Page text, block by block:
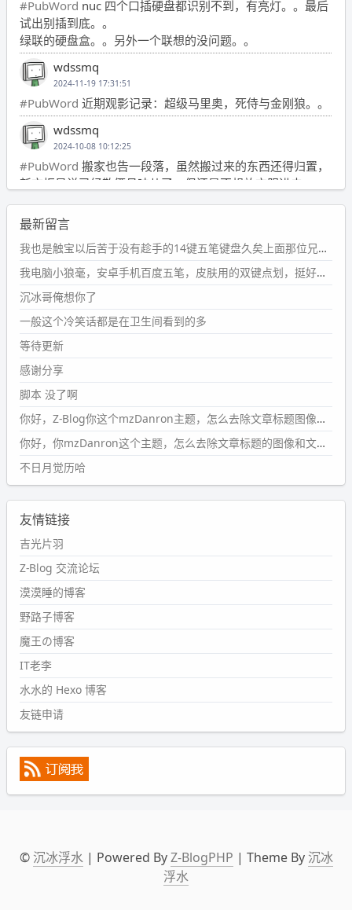
#PubWord nuc 四个口插硬盘都识别不到，有亮灯。。最后
试出别插到底。。
绿联的硬盘盒。。另外一个联想的没问题。。
wdssmq
2024-11-19 17:31:51
#PubWord 近期观影记录：超级马里奥，死侍与金刚狼。。
wdssmq
2024-10-08 10:12:25
#PubWord 搬家也告一段落，虽然搬过来的东西还得归置，
新衣柜虽说已经散俩月味儿了，但还是不想放衣服进去。
wdssmq
2024-09-23 21:00:49
#PubWord要不我每年汇总整理一次？？碎雨集_沉冰浮水_
第1页https://www.wdssmq.com/tag/%E7%A2%8E%E9%9
B%A8%E9%9B%86/
wdssmq
2024-09-23 20:58:40
#PubWord
条嘟？？？？
wdssmq
2024-09-15 10:32:07
#PubWordVSCode 内 git 操作卡住的时候没办法主动取消
一直是个痛点，一般都是推送或拉取，今天连提交都卡
了。。
wdssmq
2024-09-11 08:45:43
#PubWord
然后天凉了，为了应对踢被子买了睡袋，不知道 1.2 米会不
会略窄。。
wdssmq
2024-09-09 19:43:00
#PubWord
表，21 年 11 月底发现 B 站上线了这部，直到前几天才看
完，还是分两次看的。。接下来有五项是 2019 年的，都是
电影 —— 略长的待办列表。。
最新留言
我也是触宝以后苦于没有趁手的14键五笔键盘久矣上面那位兄台用的百度双键点划布局我也用过很久，那个皮肤做得很粗糙，个别键位的触发区域是错位的，快速打字时很容易出错，修改它的皮肤文件校正后勉强能用，但早年出的皮肤分辨率太低，实在谈不上美观。百度小米定制版的商店里有一个"小黑板"皮肤还不错(百度官方输入法商店里没有)，但那个风格我不喜欢这两天找到了一个叫"森林集"的公众号，开发了海量的皮肤，很多都有14键版本，付费但很便宜，几块钱，终于有自己满意的输入法了搜了一下，这个工作室还是百度的官方合作伙伴，不知道为什么14键作品都不在官方商店上架，难道是百度官方在刻意放弃14键？
我电脑小狼毫，安卓手机百度五笔，皮肤用的双键点划，挺好的。
沉冰哥俺想你了
一般这个冷笑话都是在卫生间看到的多
等待更新
感谢分享
脚本 没了啊
你好，Z-Blog你这个mzDanron主题，怎么去除文章标题图像和文章摘要，仅显示标题，感谢回复！
你好，你mzDanron这个主题，怎么去除文章标题的图像和文章摘要！仅显示标题，感谢回复解决！
不日月觉历哈
友情链接
吉光片羽
Z-Blog 交流论坛
漠漠睡的博客
野路子博客
魔王の博客
IT老李
水水的 Hexo 博客
友链申请
© 沉冰浮水| Powered ByZ-BlogPHP | Theme By 沉冰
浮水